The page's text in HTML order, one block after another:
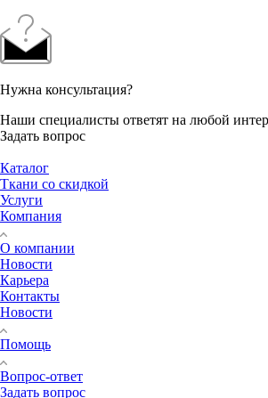
Нужна консультация?
Наши специалисты ответят на любой
Задать вопрос
Каталог
Ткани со скидкой
Услуги
Компания
О компании
Новости
Карьера
Контакты
Новости
Помощь
Вопрос-ответ
Задать вопрос